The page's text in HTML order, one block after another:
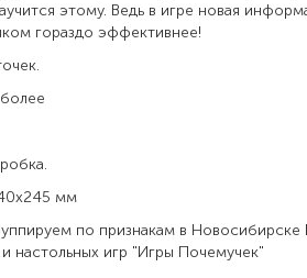
этому. Ведь в игре новая
гораздо эффективнее!
мм
по признакам в
настольных игр "Игры Почемучек"